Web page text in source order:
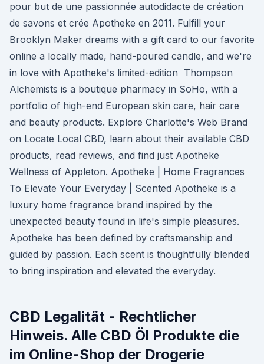
pour but de une passionnée autodidacte de création
de savons et crée Apotheke en 2011. Fulfill your
Brooklyn Maker dreams with a gift card to our favorite
online a locally made, hand-poured candle, and we're
in love with Apotheke's limited-edition Thompson
Alchemists is a boutique pharmacy in SoHo, with a
portfolio of high-end European skin care, hair care
and beauty products. Explore Charlotte's Web Brand
on Locate Local CBD, learn about their available CBD
products, read reviews, and find just Apotheke
Wellness of Appleton. Apotheke | Home Fragrances
To Elevate Your Everyday | Scented Apotheke is a
luxury home fragrance brand inspired by the
unexpected beauty found in life's simple pleasures.
Apotheke has been defined by craftsmanship and
guided by passion. Each scent is thoughtfully blended
to bring inspiration and elevated the everyday.
CBD Legalität - Rechtlicher
Hinweis. Alle CBD Öl Produkte die
im Online-Shop der Drogerie